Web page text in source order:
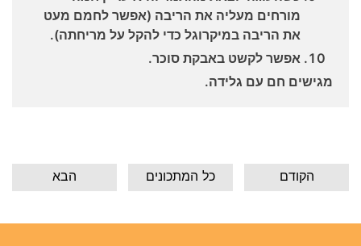
מורחים מעליה את הריבה (אפשר לחמם מעט
את הריבה במיקרוגל כדי להקל על מריחתה).
אפשר לקשט באבקת סוכר.
מגישים חם עם גלידה.
הבא כל המתכונים הקודם